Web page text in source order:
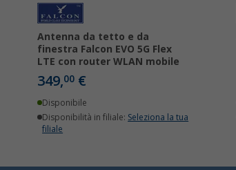
Antenna da tetto e da
finestra Falcon EVO 5G Flex
LTE con router WLAN mobile
349,00€
Disponibile
Disponibilità in filiale: Seleziona la tua
filiale